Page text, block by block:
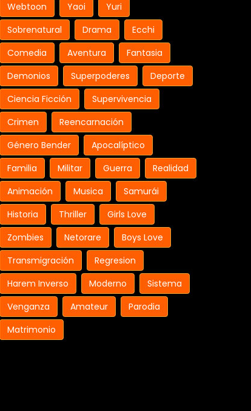
Webtoon
Yaoi
Yuri
Sobrenatural
Drama
Ecchi
Comedia
Aventura
Fantasia
Demonios
Superpoderes
Deporte
Ciencia Ficción
Supervivencia
Crimen
Reencarnación
Género Bender
Apocalíptico
Familia
Militar Guerra
Realidad
Animación
Musica
Samurái
Historia
Thriller
Girls Love
Zombies
Netorare
Boys Love
Transmigración
Regresion
Harem Inverso
Moderno
Sistema
Venganza
Amateur
Parodia
Matrimonio